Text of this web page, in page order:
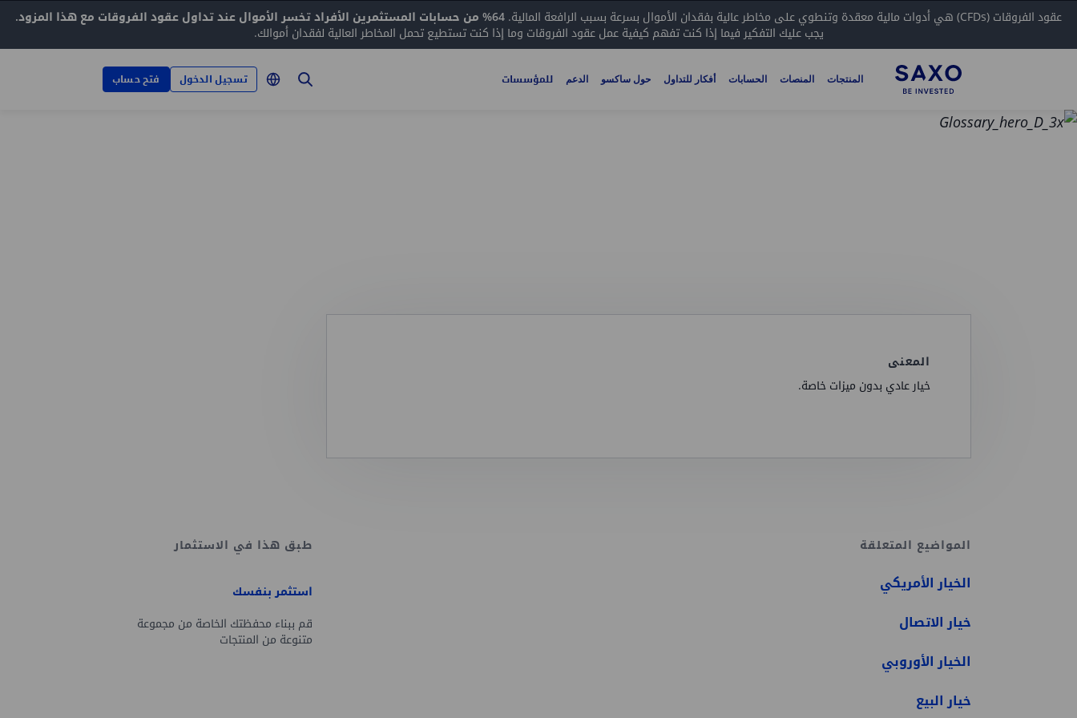
عقود الفروقات (CFDs) هي أدوات مالية معقدة وتنطوي على مخاطر عالية بفقدان الأموال بسرعة بسبب الرافعة المالية.
64% من حسابات المستثمرين الأفراد تخسر الأموال عند تداول عقود الفروقات مع هذا المزود.
يجب عليك التفكير فيما إذا كنت تفهم كيفية عمل عقود الفروقات وما إذا كنت تستطيع تحمل المخاطر العالية لفقدان أموالك.
المنتجات المنصات الحسابات أفكار للتداول حول ساكسو الدعم للمؤسسات تسجيل الدخول فتح حساب
المعنى
خيار عادي بدون ميزات خاصة.
المواضيع المتعلقة
الخيار الأمريكي
خيار الاتصال
الخيار الأوروبي
خيار البيع
طبق هذا في الاستثمار
استثمر بنفسك
قم ببناء محفظتك الخاصة من مجموعة
متنوعة من المنتجات